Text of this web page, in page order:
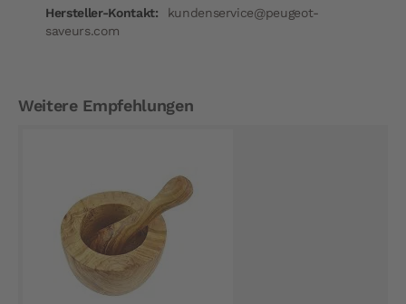
kundenservice@peugeot-
saveurs.com
Weitere Empfehlungen